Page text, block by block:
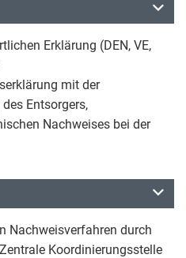
Erklärung (DEN, VE,
mit der
Entsorgers,
Nachweises bei der
Nachweisverfahren durch
Koordinierungsstelle